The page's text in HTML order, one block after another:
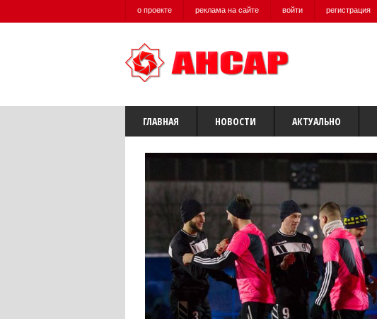
о проекте реклама на сайте войти регистрация
ГЛАВНАЯ НОВОСТИ АКТУАЛЬНО